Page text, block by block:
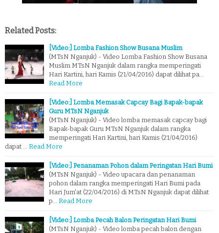
Related Posts:
[Video:] Lomba Fashion Show Busana Muslim
(MTsN Nganjuk) - Video Lomba Fashion Show Busana
Muslim MTsN Nganjuk dalam rangka memperingati
Hari Kartini, hari Kamis (21/04/2016) dapat dilihat pa…
Read More
[Video:] Lomba Memasak Capcay Bagi Bapak-bapak
Guru MTsN Nganjuk
(MTsN Nganjuk) - Video lomba memasak capcay bagi
Bapak-bapak Guru MTsN Nganjuk dalam rangka
memperingati Hari Kartini, hari Kamis (21/04/2016)
dapat … Read More
[Video:] Penanaman Pohon dalam Peringatan Hari Bumi
(MTsN Nganjuk) - Video upacara dan penanaman
pohon dalam rangka memperingati Hari Bumi pada
Hari Jum'at (22/04/2016) di MTsN Nganjuk dapat dilihat
p… Read More
[Video:] Lomba Pecah Balon Peringatan Hari Bumi
(MTsN Nganjuk) - Video lomba pecah balon dengan